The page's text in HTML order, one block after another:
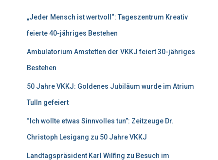
„Jeder Mensch ist wertvoll“: Tageszentrum Kreativ
feierte 40-jähriges Bestehen
Ambulatorium Amstetten der VKKJ feiert 30-jähriges
Bestehen
50 Jahre VKKJ: Goldenes Jubiläum wurde im Atrium
Tulln gefeiert
“Ich wollte etwas Sinnvolles tun”: Zeitzeuge Dr.
Christoph Lesigang zu 50 Jahre VKKJ
Landtagspräsident Karl Wilfing zu Besuch im